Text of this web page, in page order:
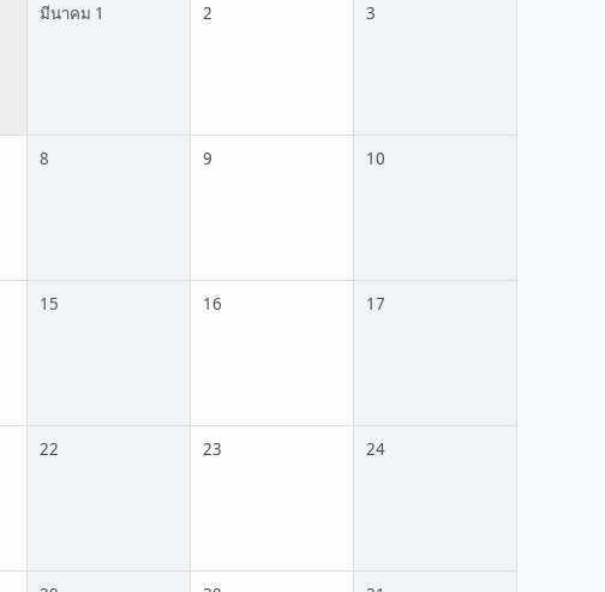
มีนาคม 1 2 3
8 9 10
15 16 17
22 23 24